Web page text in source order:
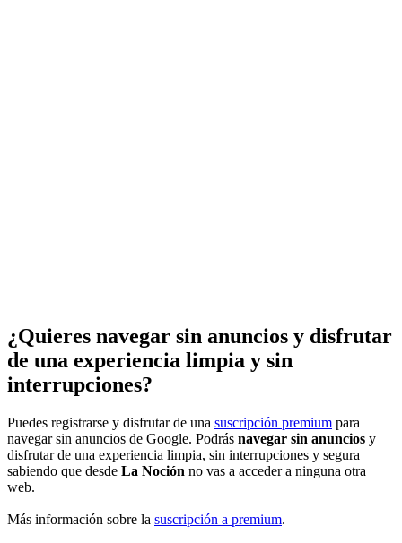
¿Quieres navegar sin anuncios y disfrutar
de una experiencia limpia y sin
interrupciones?
Puedes registrarse y disfrutar de una suscripción premium para
navegar sin anuncios de Google. Podrás navegar sin anuncios y
disfrutar de una experiencia limpia, sin interrupciones y segura
sabiendo que desde La Noción no vas a acceder a ninguna otra
web.
Más información sobre la suscripción a premium.